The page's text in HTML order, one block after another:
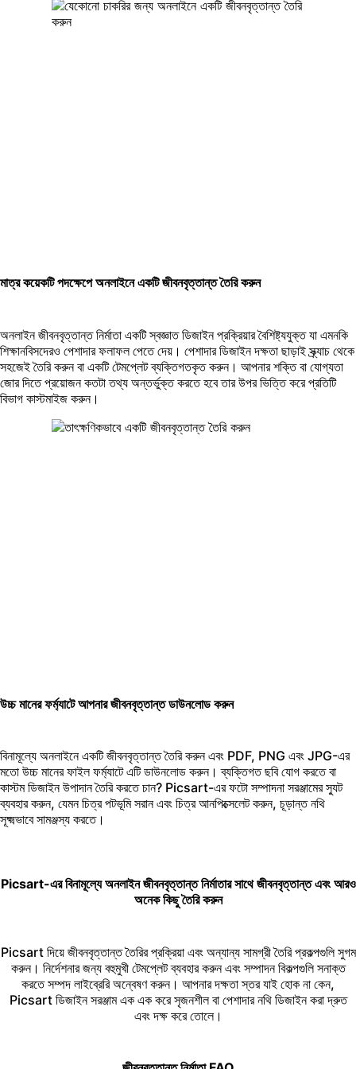
মাত্র কয়েকটি পদক্ষেপে অনলাইনে একটি জীবনবৃত্তান্ত তৈরি করুন
অনলাইন জীবনবৃত্তান্ত নির্মাতা একটি স্বজ্ঞাত ডিজাইন প্রক্রিয়ার বৈশিষ্ট্যযুক্ত যা এমনকি
শিক্ষানবিসদেরও পেশাদার ফলাফল পেতে দেয়। পেশাদার ডিজাইন দক্ষতা ছাড়াই স্ক্র্যাচ থেকে
সহজেই তৈরি করুন বা একটি টেমপ্লেট ব্যক্তিগতকৃত করুন। আপনার শক্তি বা যোগ্যতা
জোর দিতে প্রয়োজন কতটা তথ্য অন্তর্ভুক্ত করতে হবে তার উপর ভিত্তি করে প্রতিটি
বিভাগ কাস্টমাইজ করুন।
উচ্চ মানের ফর্ম্যাটে আপনার জীবনবৃত্তান্ত ডাউনলোড করুন
বিনামূল্যে অনলাইনে একটি জীবনবৃত্তান্ত তৈরি করুন এবং PDF, PNG এবং JPG-এর
মতো উচ্চ মানের ফাইল ফর্ম্যাটে এটি ডাউনলোড করুন। ব্যক্তিগত ছবি যোগ করতে বা
কাস্টম ডিজাইন উপাদান তৈরি করতে চান? Picsart-এরফটো সম্পাদনা সরঞ্জামের স্যুট
ব্যবহার করুন, যেমনচিত্র পটভূমি সরানএবং চিত্র আনপিক্সেলেট করুন, চূড়ান্ত নথি
সূক্ষ্মভাবে সামঞ্জস্য করতে।
Picsart-এর বিনামূল্যে অনলাইন জীবনবৃত্তান্ত নির্মাতার সাথে জীবনবৃত্তান্ত এবং আরও
অনেক কিছু তৈরি করুন
Picsart দিয়ে জীবনবৃত্তান্ত তৈরির প্রক্রিয়া এবং অন্যান্য সামগ্রী তৈরি প্রকল্পগুলি সুগম
করুন। নির্দেশনার জন্য বহুমুখী টেমপ্লেট ব্যবহার করুন এবং সম্পাদন বিকল্পগুলি সনাক্ত
করতে সম্পদ লাইব্রেরি অন্বেষণ করুন। আপনার দক্ষতা স্তর যাই হোক না কেন,
Picsart ডিজাইন সরঞ্জামএক এক করে সৃজনশীল বা পেশাদার নথি ডিজাইন করা দ্রুত
এবং দক্ষ করে তোলে।